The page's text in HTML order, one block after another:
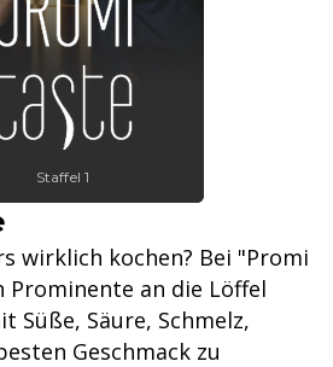
Staffel 1
wirklich kochen? Bei "Promi
Prominente an die Löffel
Süße, Säure, Schmelz,
Geschmack zu